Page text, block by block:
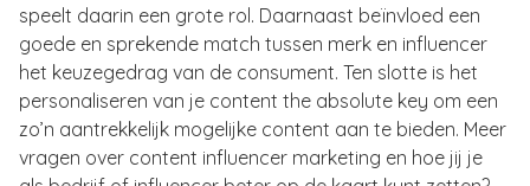
speelt daarin een grote rol. Daarnaast beïnvloed een
goede en sprekende match tussen merk en influencer
het keuzegedrag van de consument. Ten slotte is het
personaliseren van je content the absolute key om een
zo’n aantrekkelijk mogelijke content aan te bieden. Meer
vragen over content influencer marketing en hoe jij je